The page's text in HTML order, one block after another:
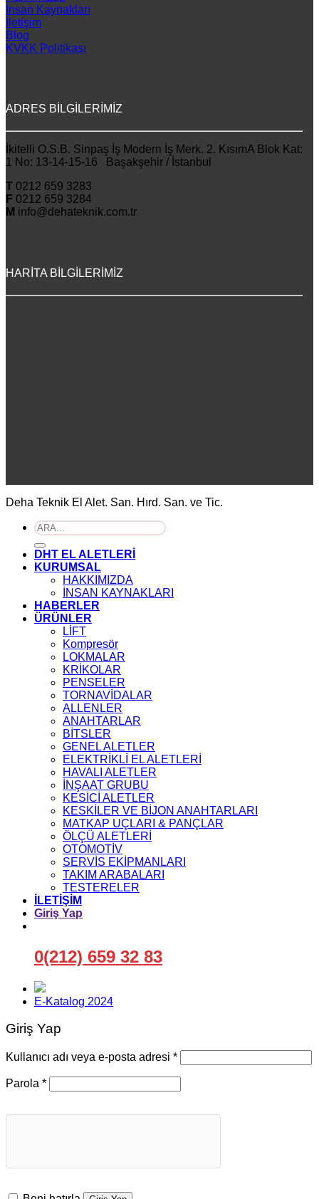
İnsan Kaynakları
İletişim
Blog
KVKK Politikası
ADRES BİLGİLERİMİZ
İkitelli O.S.B. Sinpaş İş Modern İş Merk. 2. KısımA Blok Kat:
1 No: 13-14-15-16 Başakşehir / İstanbul
T 0212 659 3283
F 0212 659 3284
M info@dehateknik.com.tr
HARİTA BİLGİLERİMİZ
Deha Teknik El Alet. San. Hırd. San. ve Tic.
Ara:
DHT EL ALETLERİ
KURUMSAL
HAKKIMIZDA
İNSAN KAYNAKLARI
HABERLER
ÜRÜNLER
LİFT
Kompresör
LOKMALAR
KRİKOLAR
PENSELER
TORNAVİDALAR
ALLENLER
ANAHTARLAR
BİTSLER
GENEL ALETLER
ELEKTRİKLİ EL ALETLERİ
HAVALI ALETLER
İNŞAAT GRUBU
KESİCİ ALETLER
KESKİLER VE BİJON ANAHTARLARI
MATKAP UÇLARI & PANÇLAR
ÖLÇÜ ALETLERİ
OTOMOTİV
SERVİS EKİPMANLARI
TAKIM ARABALARI
TESTERELER
İLETİŞİM
Giriş Yap
0(212) 659 32 83
E-Katalog 2024
Giriş Yap
Kullanıcı adı veya e-posta adresi *Gerekli
Parola *Gerekli